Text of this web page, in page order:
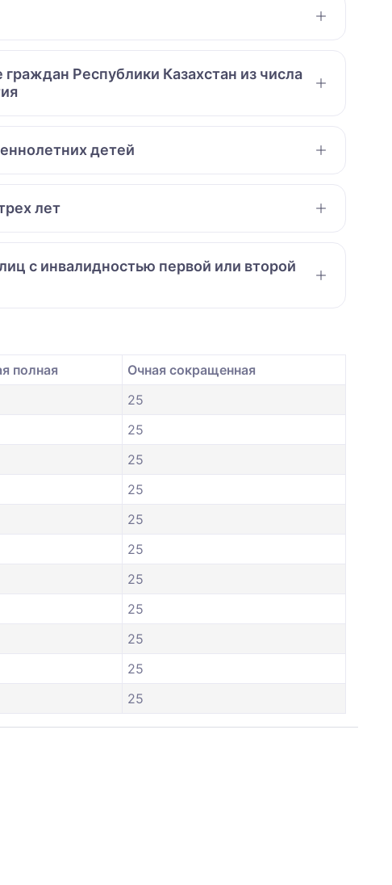
Республики Казахстан из числа
детей
лет
с инвалидностью первой или второй
полная
Очная сокращенная
25
25
25
25
25
25
25
25
25
25
25